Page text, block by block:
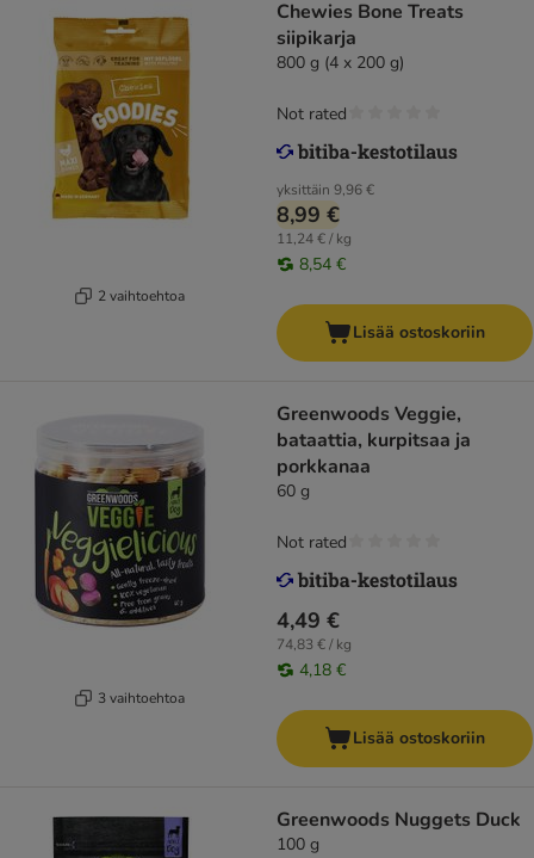
2 vaihtoehtoa
Chewies Bone Treats
siipikarja
800 g (4 x 200 g)
yksittäin 9,96 €
8,99 €
11,24 € / kg
8,54 €
Not rated
Lisää ostoskoriin
3 vaihtoehtoa
Greenwoods Veggie,
bataattia, kurpitsaa ja
porkkanaa
60 g
4,49 €
74,83 € / kg
4,18 €
Not rated
Lisää ostoskoriin
Greenwoods Nuggets Duck
100 g